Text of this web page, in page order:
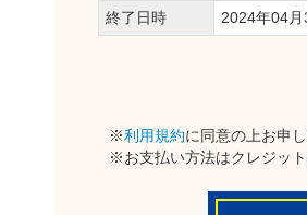
終了日時 2024年04
※利用規約に同意の上お申
※お支払い方法はクレジッ